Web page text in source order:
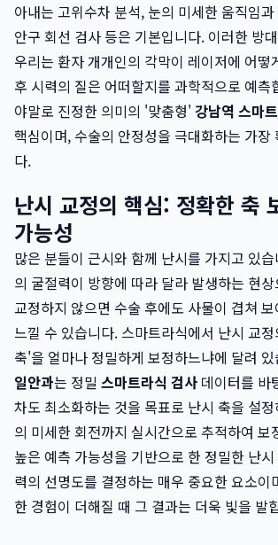
아내는 고위수차 분석, 눈의 미세한 움직임
안구 회선 검사 등은 기본입니다. 이러한 방
우리는 환자 개개인의 각막이 레이저에 어떻
후 시력의 질은 어떠할지를 과학적으로 예측
야말로 진정한 의미의 '맞춤형' 강남역 스마
핵심이며, 수술의 안정성을 극대화하는 가장
다.
난시 교정의 핵심: 정확한 축
가능성
많은 분들이 근시와 함께 난시를 가지고 있
의 굴절력이 방향에 따라 달라 발생하는 현
교정하지 않으면 수술 후에도 사물이 겹쳐
느낄 수 있습니다. 스마트라식에서 난시 교
축'을 얼마나 정밀하게 보정하느냐에 달려
일안과는 정밀 스마트라식 검사 데이터를 바
차도 최소화하는 것을 목표로 난시 축을 설
의 미세한 회전까지 실시간으로 추적하여 보
높은 예측 가능성을 기반으로 한 정밀한 난
력의 선명도를 결정하는 매우 중요한 요소이
한 경험이 더해질 때 그 결과는 더욱 빛을 발